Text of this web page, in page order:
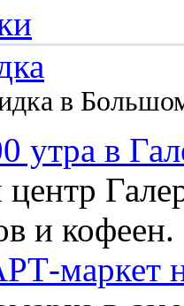
в
утра в
и кофеен.
маркет